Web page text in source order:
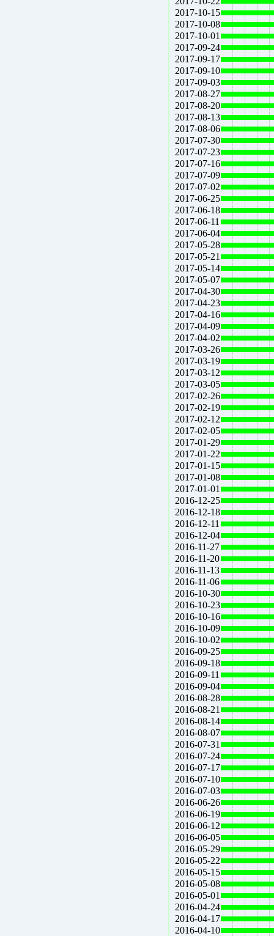
2017-10-15
2017-10-08
2017-10-01
2017-09-24
2017-09-17
2017-09-10
2017-09-03
2017-08-27
2017-08-20
2017-08-13
2017-08-06
2017-07-30
2017-07-23
2017-07-16
2017-07-09
2017-07-02
2017-06-25
2017-06-18
2017-06-11
2017-06-04
2017-05-28
2017-05-21
2017-05-14
2017-05-07
2017-04-30
2017-04-23
2017-04-16
2017-04-09
2017-04-02
2017-03-26
2017-03-19
2017-03-12
2017-03-05
2017-02-26
2017-02-19
2017-02-12
2017-02-05
2017-01-29
2017-01-22
2017-01-15
2017-01-08
2017-01-01
2016-12-25
2016-12-18
2016-12-11
2016-12-04
2016-11-27
2016-11-20
2016-11-13
2016-11-06
2016-10-30
2016-10-23
2016-10-16
2016-10-09
2016-10-02
2016-09-25
2016-09-18
2016-09-11
2016-09-04
2016-08-28
2016-08-21
2016-08-14
2016-08-07
2016-07-31
2016-07-24
2016-07-17
2016-07-10
2016-07-03
2016-06-26
2016-06-19
2016-06-12
2016-06-05
2016-05-29
2016-05-22
2016-05-15
2016-05-08
2016-05-01
2016-04-24
2016-04-17
2016-04-10